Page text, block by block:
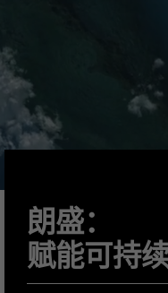
朗盛：
赋能可持